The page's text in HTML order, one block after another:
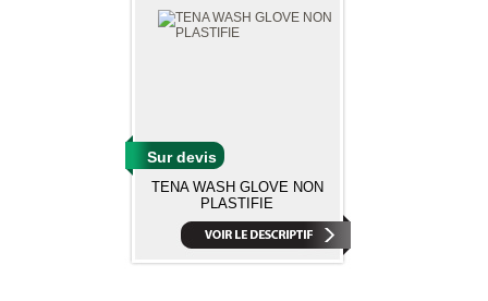
TENA WASH GLOVE NON
PLASTIFIE
Sur devis